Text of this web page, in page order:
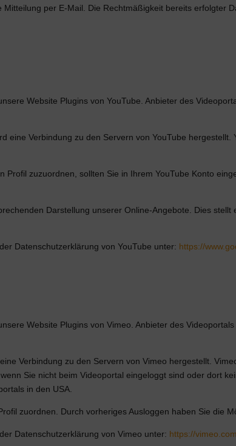
per E-Mail. Die Rechtmäßigkeit bereits erfolgter
Website Plugins von YouTube. Anbieter des
eine Verbindung zu den Servern von YouTube
zuzuordnen, sollten Sie in Ihrem YouTube Konto
Darstellung unserer Online-Angebote. Dies stellt
Datenschutzerklärung von YouTube unter: https://
Website Plugins von Vimeo. Anbieter des
Verbindung zu den Servern von Vimeo hergestellt.
Sie nicht beim Videoportal eingeloggt sind oder dort
in den USA.
zuordnen. Durch vorheriges Ausloggen haben Sie die
Datenschutzerklärung von Vimeo unter: https://